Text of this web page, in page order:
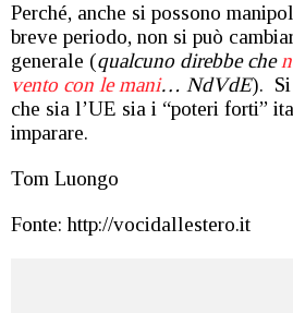
Perché, anche si possono
breve periodo, non si può
generale (qualcuno direbbe che
vento con le mani… NdVdE). Si
che sia l’UE sia i “poteri forti”
imparare.
Tom Luongo
Fonte: http://vocidallestero.it